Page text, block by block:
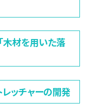
木材を用いた落
ッチャーの開発